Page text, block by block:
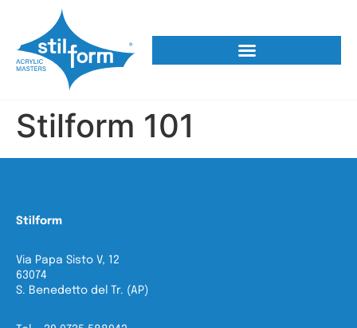
Stilform 101
Stilform
Via Papa Sisto V, 12
63074
S. Benedetto del Tr. (AP)